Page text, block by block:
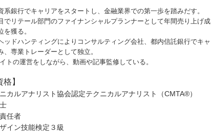
系銀行でキャリアをスタートし、金融業界での第一歩を踏みだす。
でリテール部門のファイナンシャルプランナーとして年間売り上げ成
を獲る。
ッドハンティングによりコンサルティング会社、都内信託銀行でキャ
、専業トレーダーとして独立。
トの運営をしながら、動画や記事監修している。
格】
カルアナリスト協会認定テクニカルアナリスト（CMTA®）
任者
イン技能検定３級